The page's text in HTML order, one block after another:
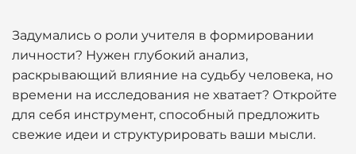
Задумались о роли учителя в формировании
личности? Нужен глубокий анализ,
раскрывающий влияние на судьбу человека, но
времени на исследования не хватает? Откройте
для себя инструмент, способный предложить
свежие идеи и структурировать ваши мысли.